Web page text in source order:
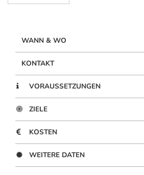
WANN & WO
KONTAKT
VORAUSSETZUNGEN
ZIELE
KOSTEN
WEITERE DATEN